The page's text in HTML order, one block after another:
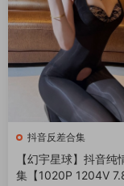
抖音反差合集
【幻宇星球】抖音纯
集【1020P 1204V